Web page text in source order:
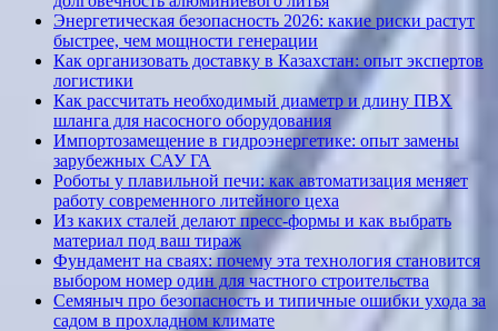
Энергетическая безопасность 2026: какие риски растут
быстрее, чем мощности генерации
Как организовать доставку в Казахстан: опыт экспертов
логистики
Как рассчитать необходимый диаметр и длину ПВХ
шланга для насосного оборудования
Импортозамещение в гидроэнергетике: опыт замены
зарубежных САУ ГА
Роботы у плавильной печи: как автоматизация меняет
работу современного литейного цеха
Из каких сталей делают пресс-формы и как выбрать
материал под ваш тираж
Фундамент на сваях: почему эта технология становится
выбором номер один для частного строительства
Семяныч про безопасность и типичные ошибки ухода за
садом в прохладном климате